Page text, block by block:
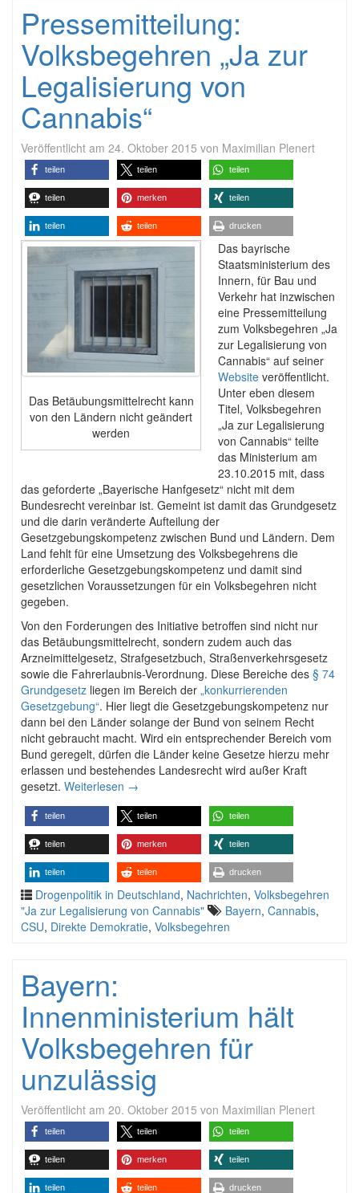
Pressemitteilung:
Volksbegehren „Ja zur
Legalisierung von
Cannabis“
Veröffentlicht am 24. Oktober 2015 von Maximilian Plenert
teilen teilen teilen
teilen merken teilen
teilen teilen drucken
Das Betäubungsmittelrecht kann
von den Ländern nicht geändert
werden
Das bayrische
Staatsministerium des
Innern, für Bau und
Verkehr hat inzwischen
eine Pressemitteilung
zum Volksbegehren „Ja
zur Legalisierung von
Cannabis“ auf seiner
Website veröffentlicht.
Unter eben diesem
Titel, Volksbegehren
„Ja zur Legalisierung
von Cannabis“ teilte
das Ministerium am
23.10.2015 mit, dass
das geforderte „Bayerische Hanfgesetz“ nicht mit dem
Bundesrecht vereinbar ist. Gemeint ist damit das Grundgesetz
und die darin veränderte Aufteilung der
Gesetzgebungskompetenz zwischen Bund und Ländern. Dem
Land fehlt für eine Umsetzung des Volksbegehrens die
erforderliche Gesetzgebungskompetenz und damit sind
gesetzlichen Voraussetzungen für ein Volksbegehren nicht
gegeben.
Von den Forderungen des Initiative betroffen sind nicht nur
das Betäubungsmittelrecht, sondern zudem auch das
Arzneimittelgesetz, Strafgesetzbuch, Straßenverkehrsgesetz
sowie die Fahrerlaubnis-Verordnung. Diese Bereiche des § 74
Grundgesetz liegen im Bereich der „konkurrierenden
Gesetzgebung“. Hier liegt die Gesetzgebungskompetenz nur
dann bei den Länder solange der Bund von seinem Recht
nicht gebraucht macht. Wird ein entsprechender Bereich vom
Bund geregelt, dürfen die Länder keine Gesetze hierzu mehr
erlassen und bestehendes Landesrecht wird außer Kraft
gesetzt. Weiterlesen →
teilen teilen teilen
teilen merken teilen
teilen teilen drucken
Drogenpolitik in Deutschland, Nachrichten, Volksbegehren
"Ja zur Legalisierung von Cannabis"
Bayern, Cannabis,
CSU, Direkte Demokratie, Volksbegehren
Bayern:
Innenministerium hält
Volksbegehren für
unzulässig
Veröffentlicht am 20. Oktober 2015 von Maximilian Plenert
teilen teilen teilen
teilen merken teilen
teilen teilen drucken